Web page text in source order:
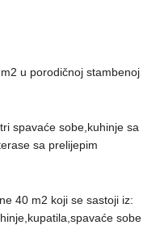
u porodičnoj stambenoj
spavaće sobe,kuhinje sa
sa prelijepim
40 m2 koji se sastoji iz:
sobe